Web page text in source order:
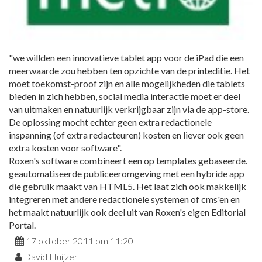
"we willden een innovatieve tablet app voor de iPad die een
meerwaarde zou hebben ten opzichte van de printeditie. Het
moet toekomst-proof zijn en alle mogelijkheden die tablets
bieden in zich hebben, social media interactie moet er deel
van uitmaken en natuurlijk verkrijgbaar zijn via de app-store.
De oplossing mocht echter geen extra redactionele
inspanning (of extra redacteuren) kosten en liever ook geen
extra kosten voor software".
Roxen's software combineert een op templates gebaseerde.
geautomatiseerde publiceeromgeving met een hybride app
die gebruik maakt van HTML5. Het laat zich ook makkelijk
integreren met andere redactionele systemen of cms'en en
het maakt natuurlijk ook deel uit van Roxen's eigen Editorial
Portal.
17 oktober 2011 om 11:20
David Huijzer